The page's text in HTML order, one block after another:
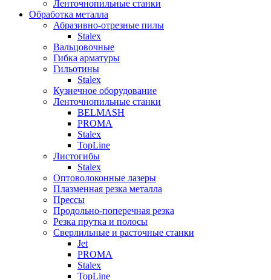
Ленточнопильные станки
Обработка металла
Абразивно-отрезные пилы
Stalex
Вальцовочные
Гибка арматуры
Гильотины
Stalex
Кузнечное оборудование
Ленточнопильные станки
BELMASH
PROMA
Stalex
TopLine
Листогибы
Stalex
Оптоволоконные лазеры
Плазменная резка металла
Прессы
Продольно-поперечная резка
Резка прутка и полосы
Сверлильные и расточные станки
Jet
PROMA
Stalex
TopLine